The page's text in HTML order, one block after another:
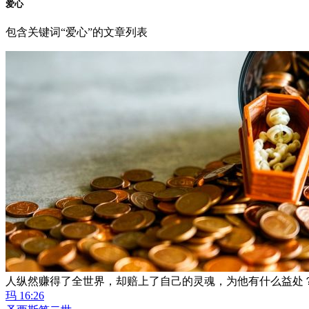
爱心
包含关键词“爱心”的文章列表
人纵然赚得了全世界，却赔上了自己的灵魂，为他有什么益处
玛 16:26